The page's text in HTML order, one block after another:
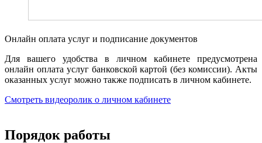
Онлайн оплата услуг и подписание документов
Для вашего удобства в личном кабинете предусмотрена
онлайн оплата услуг банковской картой (без комиссии). Акты
оказанных услуг можно также подписать в личном кабинете.
Смотреть видеоролик о личном кабинете
Порядок работы